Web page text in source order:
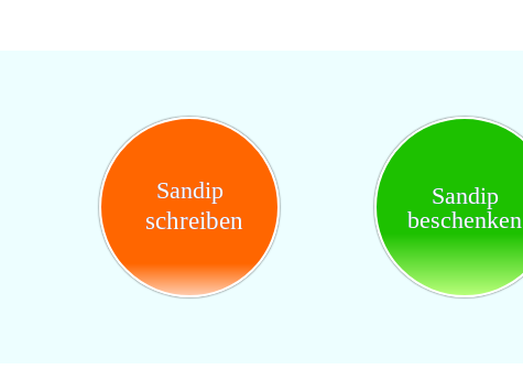
Sandip
schreiben
Sandip
beschenken